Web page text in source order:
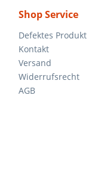
Shop Service
Defektes Produkt
Kontakt
Versand
Widerrufsrecht
AGB